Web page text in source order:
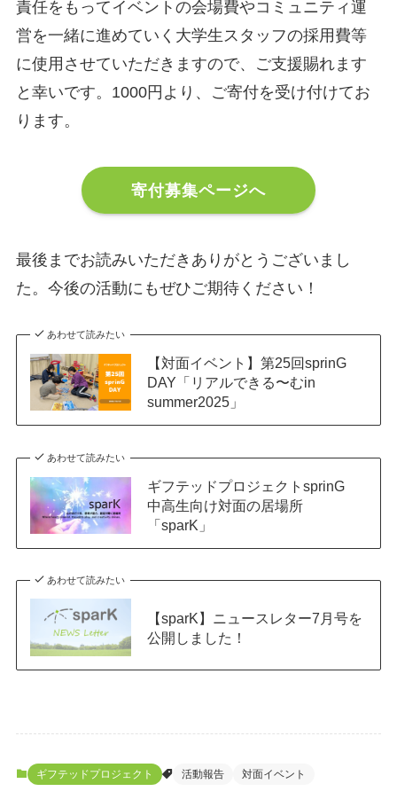
責任をもってイベントの会場費やコミュニティ運
営を一緒に進めていく大学生スタッフの採用費等
に使用させていただきますので、ご支援賜れます
と幸いです。1000円より、ご寄付を受け付けてお
ります。
寄付募集ページへ
最後までお読みいただきありがとうございまし
た。今後の活動にもぜひご期待ください！
あわせて読みたい
【対面イベント】第25回sprinG
DAY「リアルできる〜むin
summer2025」
あわせて読みたい
ギフテッドプロジェクトsprinG
中高生向け対面の居場所
「sparK」
あわせて読みたい
【sparK】ニュースレター7月号を
公開しました！
ギフテッドプロジェクト 活動報告 対面イベント